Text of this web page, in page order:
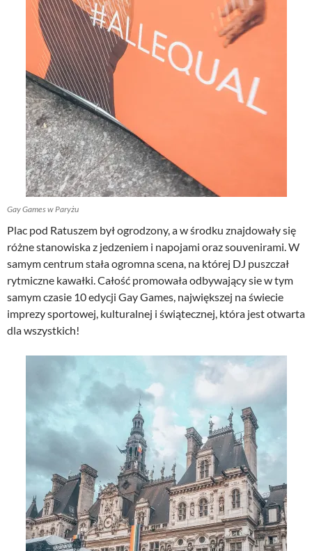
Gay Games w Paryżu
Plac pod Ratuszem był ogrodzony, a w środku znajdowały się
różne stanowiska z jedzeniem i napojami oraz souvenirami. W
samym centrum stała ogromna scena, na której DJ puszczał
rytmiczne kawałki. Całość promowała odbywający sie w tym
samym czasie 10 edycji Gay Games, największej na świecie
imprezy sportowej, kulturalnej i świątecznej, która jest otwarta
dla wszystkich!